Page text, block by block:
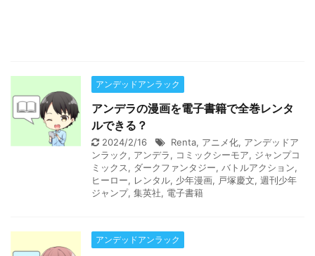
アンデッドアンラック
アンデラの漫画を電子書籍で全巻レンタ
ルできる？
2024/2/16 Renta, アニメ化, アンデッドア
ンラック, アンデラ, コミックシーモア, ジャンプコ
ミックス, ダークファンタジー, バトルアクション,
ヒーロー, レンタル, 少年漫画, 戸塚慶文, 週刊少年
ジャンプ, 集英社, 電子書籍
アンデッドアンラック